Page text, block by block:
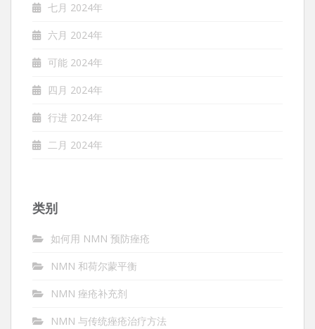
七月 2024年
六月 2024年
可能 2024年
四月 2024年
行进 2024年
二月 2024年
类别
如何用 NMN 预防痤疮
NMN 和荷尔蒙平衡
NMN 痤疮补充剂
NMN 与传统痤疮治疗方法